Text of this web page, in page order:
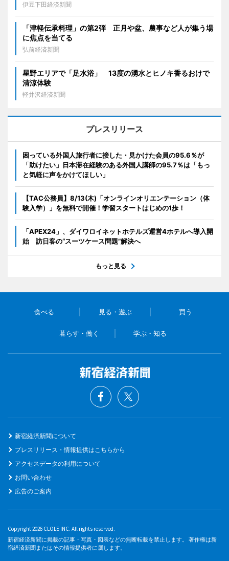
伊豆下田経済新聞
「津軽伝承料理」の第2弾 正月や盆、農事など人が集う場
に焦点を当てる
弘前経済新聞
星野エリアで「足水浴」 13度の湧水とヒノキ香るおけで
清涼体験
軽井沢経済新聞
プレスリリース
困っている外国人旅行者に接した・見かけた会員の95.6％が
「助けたい」日本滞在経験のある外国人講師の95.7％は「もっ
と気軽に声をかけてほしい」
【TAC公務員】8/13(木)「オンラインオリエンテーション（体
験入学）」を無料で開催！学習スタートはじめの1歩！
「APEX24」、ダイワロイネットホテルズ運営4ホテルへ導入開
始 訪日客の“スーツケース問題”解決へ
もっと見る
食べる 見る・遊ぶ 買う
暮らす・働く 学ぶ・知る
新宿経済新聞について
プレスリリース・情報提供はこちらから
アクセスデータの利用について
お問い合わせ
広告のご案内
Copyright 2026 CLOLE INC. All rights reserved.
新宿経済新聞に掲載の記事・写真・図表などの無断転載を禁止します。 著作権は新
宿経済新聞またはその情報提供者に属します。